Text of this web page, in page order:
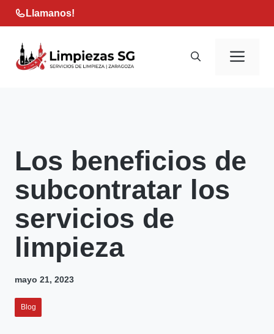
Saltar
al
contenido
Llamanos!
Los beneficios de
subcontratar los
servicios de
limpieza
mayo 21, 2023
Blog